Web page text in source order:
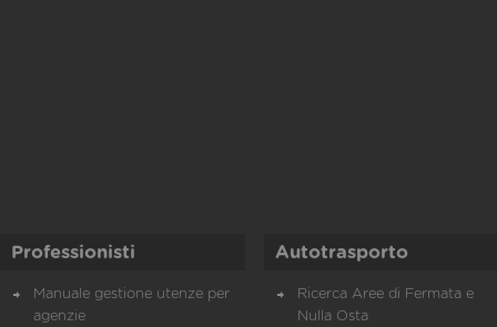
Professionisti
Manuale gestione utenze per
agenzie
Autotrasporto
Ricerca Aree di Fermata e
Nulla Osta